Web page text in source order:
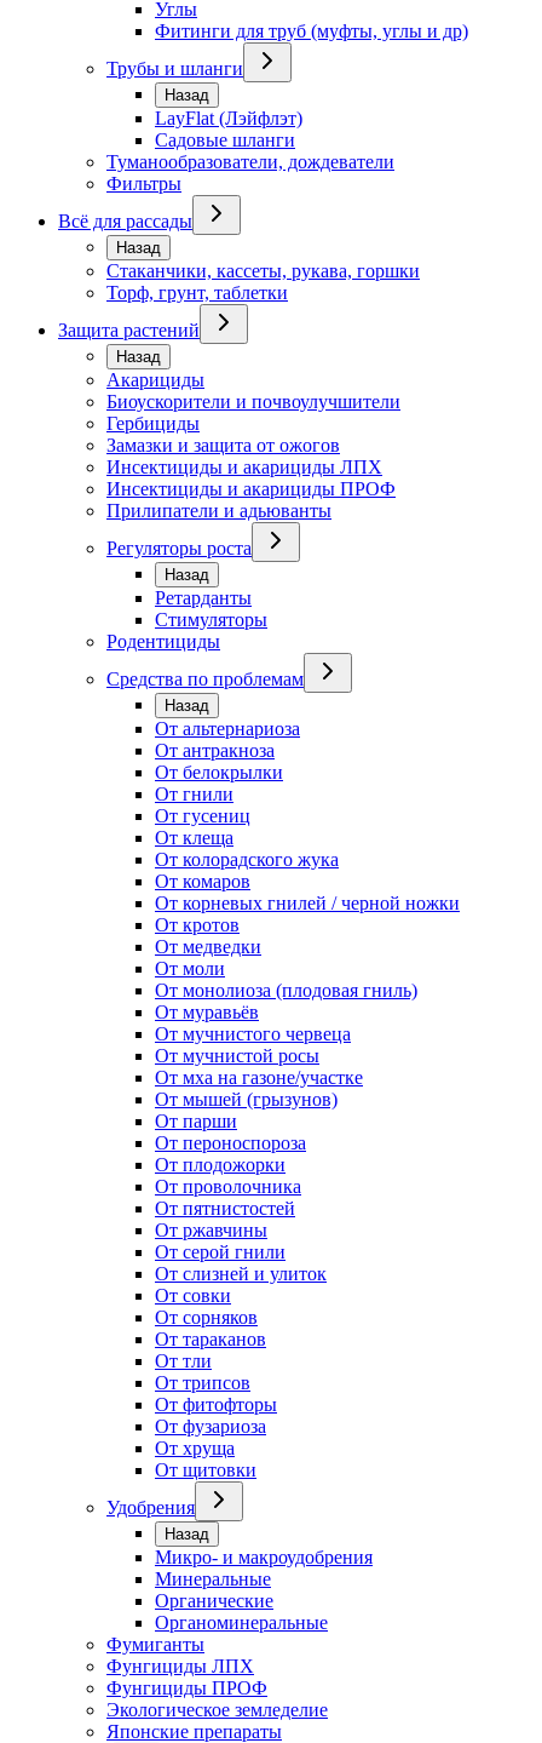
Углы
Фитинги для труб (муфты, углы и др)
Трубы и шланги
Назад
LayFlat (Лэйфлэт)
Садовые шланги
Туманообразователи, дождеватели
Фильтры
Всё для рассады
Назад
Стаканчики, кассеты, рукава, горшки
Торф, грунт, таблетки
Защита растений
Назад
Акарициды
Биоускорители и почвоулучшители
Гербициды
Замазки и защита от ожогов
Инсектициды и акарициды ЛПХ
Инсектициды и акарициды ПРОФ
Прилипатели и адьюванты
Регуляторы роста
Назад
Ретарданты
Стимуляторы
Родентициды
Средства по проблемам
Назад
От альтернариоза
От антракноза
От белокрылки
От гнили
От гусениц
От клеща
От колорадского жука
От комаров
От корневых гнилей / черной ножки
От кротов
От медведки
От моли
От монолиоза (плодовая гниль)
От муравьёв
От мучнистого червеца
От мучнистой росы
От мха на газоне/участке
От мышей (грызунов)
От парши
От пероноспороза
От плодожорки
От проволочника
От пятнистостей
От ржавчины
От серой гнили
От слизней и улиток
От совки
От сорняков
От тараканов
От тли
От трипсов
От фитофторы
От фузариоза
От хруща
От щитовки
Удобрения
Назад
Микро- и макроудобрения
Минеральные
Органические
Органоминеральные
Фумиганты
Фунгициды ЛПХ
Фунгициды ПРОФ
Экологическое земледелие
Японские препараты